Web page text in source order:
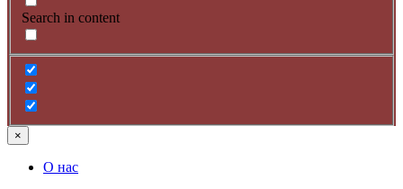
Search in content
×
О нас